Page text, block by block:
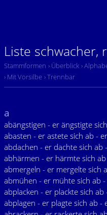
Liste schwacher,
Stammformen › Überblick ›
› Mit Vorsilbe › Trennbar
a
abängstigen - er ängstigte
abasten - er astete sich ab -
abdachen - er dachte sich
abhärmen - er härmte sich
abmergeln - er mergelte sich
abmühen - er mühte sich ab
abplacken - er plackte sich
abplagen - er plagte sich ab